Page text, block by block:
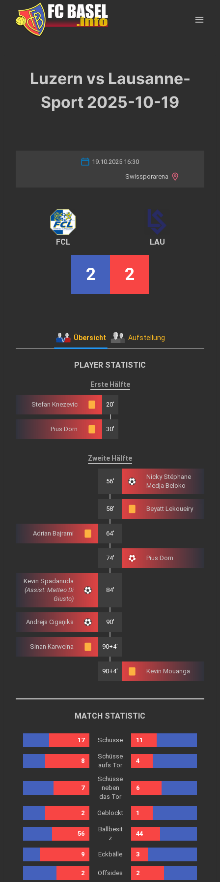
content
Luzern vs Lausanne-
Sport 2025-10-19
19.10.2025 16:30
Swissporarena
FCL LAU
2 2
Übersicht Aufstellung
PLAYER STATISTIC
Erste Hälfte
Stefan Knezevic 20'
Pius Dorn 30'
Zweite Hälfte
56'
Nicky Stéphane
Medja Beloko
58' Beyatt Lekoueiry
Adrian Bajrami 64'
74' Pius Dorn
Kevin Spadanuda
(Assist: Matteo Di
Giusto)
84'
Andrejs Cigaņiks 90'
Sinan Karweina 90+4'
90+4' Kevin Mouanga
MATCH STATISTIC
17 Schüsse 11
8
Schüsse
aufs Tor
4
7
Schüsse
neben
das Tor
6
2 Geblockt 1
56
Ballbesit
z
44
9 Eckbälle 3
2 Offsides 2